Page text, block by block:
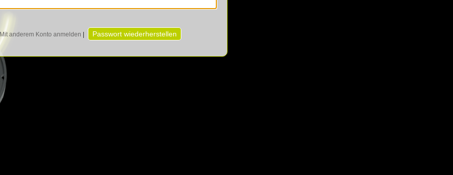
Mit anderem Konto anmelden